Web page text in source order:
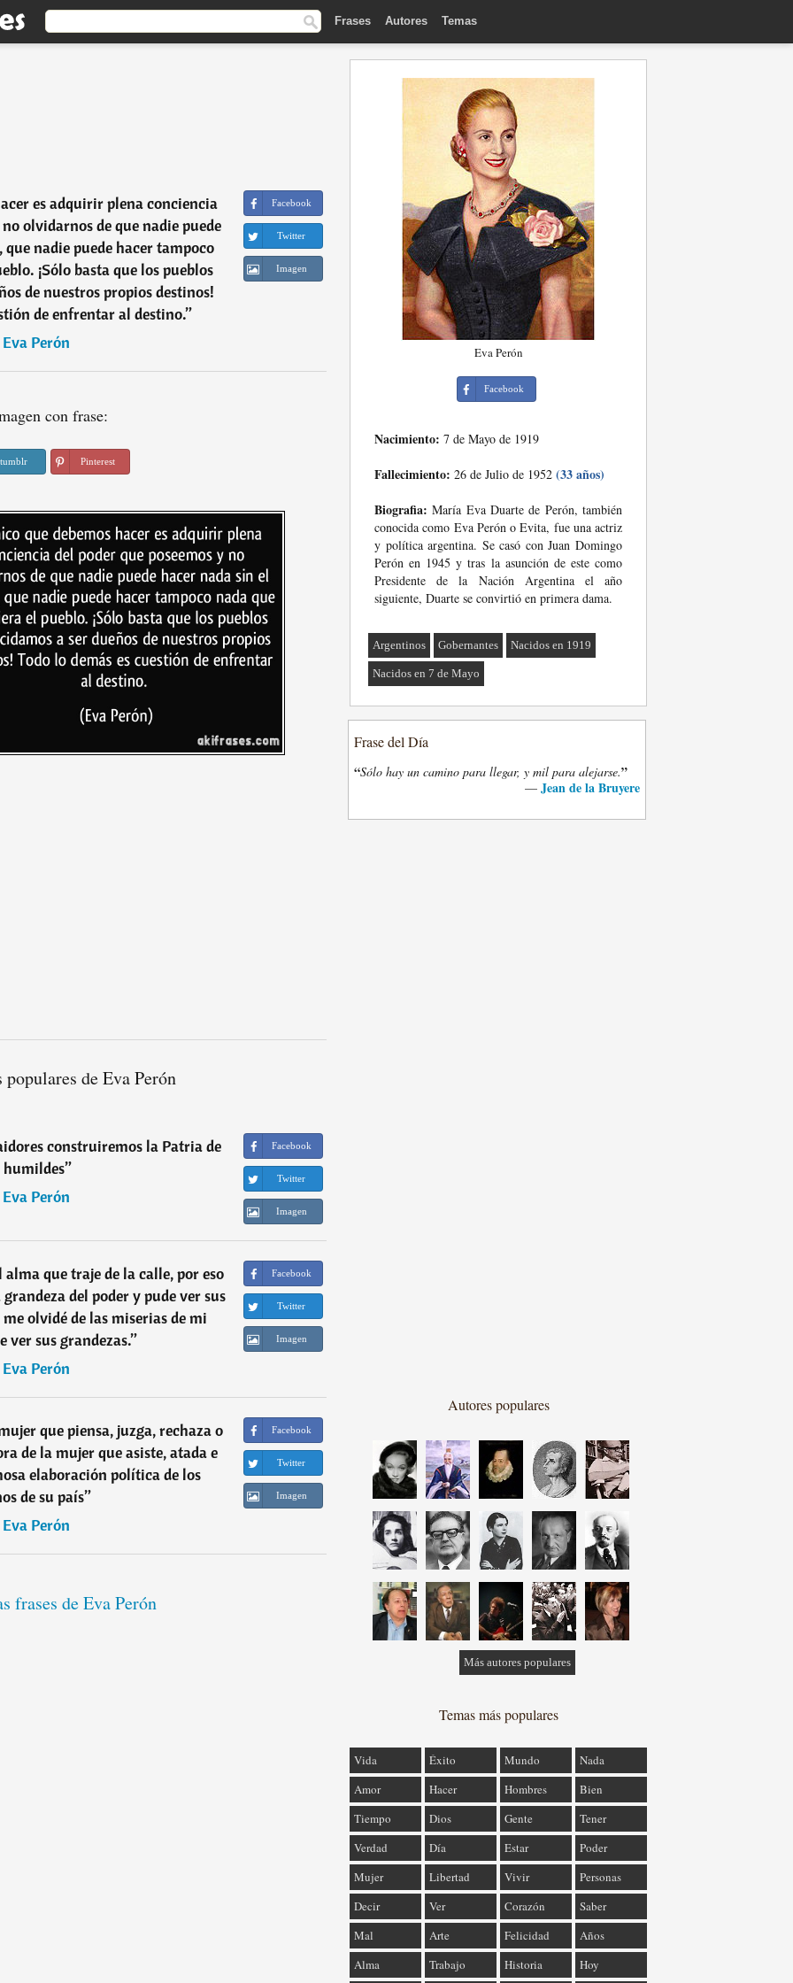
Frases Autores Temas
es adquirir plena conciencia
olvidarnos de que nadie puede
nadie puede hacer tampoco
¡Sólo basta que los pueblos
de nuestros propios destinos!
de enfrentar al destino.”
Eva Perón
Facebook
Twitter
Imagen
con frase:
tumblr Pinterest
populares de Eva Perón
construiremos la Patria de
humildes”
Eva Perón
Facebook
Twitter
Imagen
que traje de la calle, por eso
del poder y pude ver sus
olvidé de las miserias de mi
ver sus grandezas.”
Eva Perón
Facebook
Twitter
Imagen
que piensa, juzga, rechaza o
de la mujer que asiste, atada e
elaboración política de los
de su país”
Eva Perón
Facebook
Twitter
Imagen
frases de Eva Perón
Eva Perón
Facebook
Nacimiento: 7 de Mayo de 1919
Fallecimiento: 26 de Julio de 1952 (33 años)
Biografia: María Eva Duarte de Perón, también
conocida como Eva Perón o Evita, fue una actriz
y política argentina. Se casó con Juan Domingo
Perón en 1945 y tras la asunción de este como
Presidente de la Nación Argentina el año
siguiente, Duarte se convirtió en primera dama.
Argentinos Gobernantes Nacidos en 1919
Nacidos en 7 de Mayo
Frase del Día
“Sólo hay un camino para llegar, y mil para alejarse.”
— Jean de la Bruyere
Autores populares
Más autores populares
Temas más populares
Vida Éxito Mundo
Nada
Amor
Hacer Hombres
Bien
Tiempo
Dios Gente
Tener
Verdad
Día Estar
Poder
Mujer
Libertad Vivir
Personas
Decir
Ver Corazón
Saber
Mal
Arte Felicidad
Años
Alma
Trabajo Historia Hoy